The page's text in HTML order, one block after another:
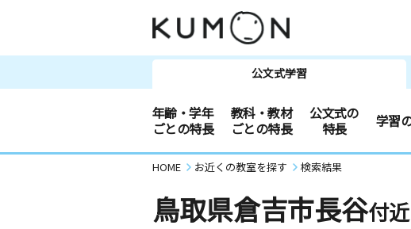
公文式学習
年齢・学年
ごとの特長
教科・教材
ごとの特長
公文式の
特長
学習
HOME お近くの教室を探す 検索結果
鳥取県倉吉市長谷付